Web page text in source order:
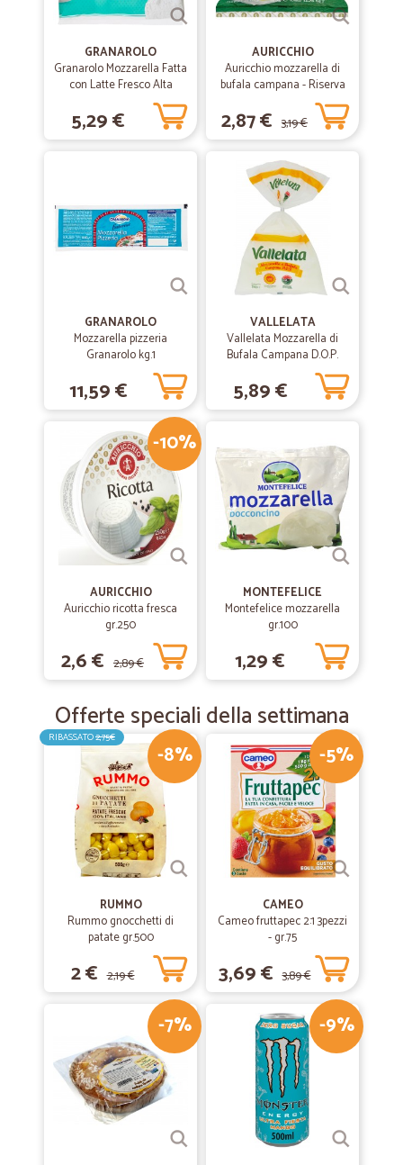
GRANAROLO
Granarolo Mozzarella Fatta
con Latte Fresco Alta
Qualità 100% Italiano 3 x
100 gr.
5,29 €
AURICCHIO
Auricchio mozzarella di
bufala campana - Riserva
esclusiva gr.125
2,87 € 3,19 €
GRANAROLO
Mozzarella pizzeria
Granarolo kg.1
11,59 €
VALLELATA
Vallelata Mozzarella di
Bufala Campana D.O.P.
5,89 €
-10%
AURICCHIO
Auricchio ricotta fresca
gr.250
2,6 € 2,89 €
MONTEFELICE
Montefelice mozzarella
gr.100
1,29 €
Offerte speciali della settimana
-8%
RIBASSATO2,75€
RUMMO
Rummo gnocchetti di
patate gr.500
2 € 2,19 €
-5%
CAMEO
Cameo fruttapec 2:1 3pezzi
- gr.75
3,69 € 3,89 €
-7% -9%